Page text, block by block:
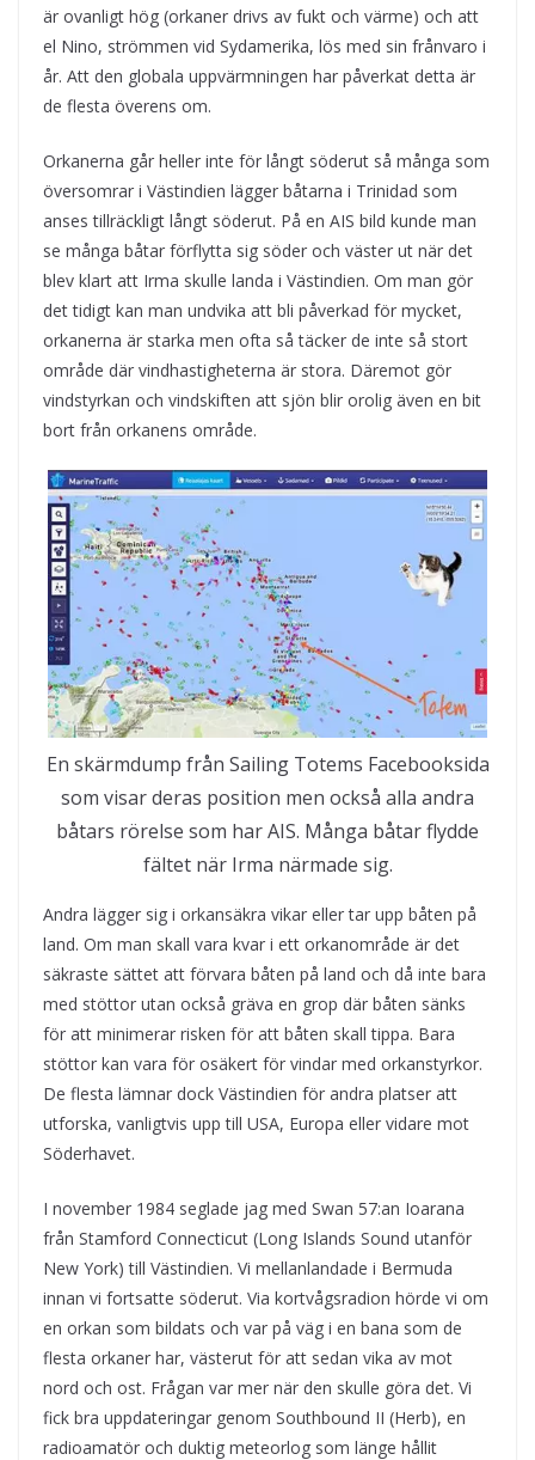
är ovanligt hög (orkaner drivs av fukt och värme) och att
el Nino, strömmen vid Sydamerika, lös med sin frånvaro i
år. Att den globala uppvärmningen har påverkat detta är
de flesta överens om.
Orkanerna går heller inte för långt söderut så många som
översomrar i Västindien lägger båtarna i Trinidad som
anses tillräckligt långt söderut. På en AIS bild kunde man
se många båtar förflytta sig söder och väster ut när det
blev klart att Irma skulle landa i Västindien. Om man gör
det tidigt kan man undvika att bli påverkad för mycket,
orkanerna är starka men ofta så täcker de inte så stort
område där vindhastigheterna är stora. Däremot gör
vindstyrkan och vindskiften att sjön blir orolig även en bit
bort från orkanens område.
En skärmdump från Sailing Totems Facebooksida
som visar deras position men också alla andra
båtars rörelse som har AIS. Många båtar flydde
fältet när Irma närmade sig.
Andra lägger sig i orkansäkra vikar eller tar upp båten på
land. Om man skall vara kvar i ett orkanområde är det
säkraste sättet att förvara båten på land och då inte bara
med stöttor utan också gräva en grop där båten sänks
för att minimerar risken för att båten skall tippa. Bara
stöttor kan vara för osäkert för vindar med orkanstyrkor.
De flesta lämnar dock Västindien för andra platser att
utforska, vanligtvis upp till USA, Europa eller vidare mot
Söderhavet.
I november 1984 seglade jag med Swan 57:an Ioarana
från Stamford Connecticut (Long Islands Sound utanför
New York) till Västindien. Vi mellanlandade i Bermuda
innan vi fortsatte söderut. Via kortvågsradion hörde vi om
en orkan som bildats och var på väg i en bana som de
flesta orkaner har, västerut för att sedan vika av mot
nord och ost. Frågan var mer när den skulle göra det. Vi
fick bra uppdateringar genom Southbound II (Herb), en
radioamatör och duktig meteorlog som länge hållit